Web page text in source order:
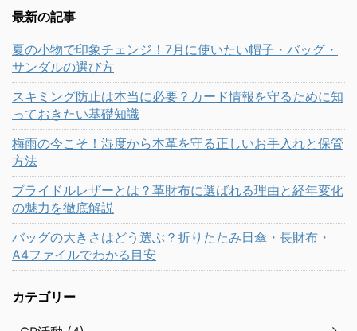
最新の記事
夏の小物で印象チェンジ！7月に使いたい帽子・バッグ・
サンダルの選び方
スキミング防止は本当に必要？カード情報を守るために知
っておきたい基礎知識
梅雨の今こそ！湿度から本革を守る正しいお手入れと保管
方法
ブライドルレザーとは？革財布に選ばれる理由と経年変化
の魅力を徹底解説
バッグの大きさはどう選ぶ？折りたたみ日傘・長財布・
A4ファイルでわかる目安
カテゴリー